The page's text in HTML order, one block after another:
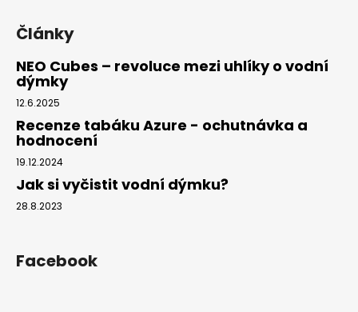
Články
NEO Cubes – revoluce mezi uhlíky o vodní
dýmky
12.6.2025
Recenze tabáku Azure - ochutnávka a
hodnocení
19.12.2024
Jak si vyčistit vodní dýmku?
28.8.2023
Facebook